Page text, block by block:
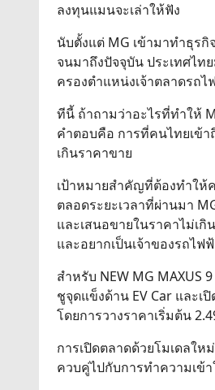
ลงทุนแมนจะเล่าให้ฟัง
นับตั้งแต่ MG เข้ามาทำธุรกิ
จนมาถึงปัจจุบัน ประเทศไท
ครองตำแหน่งเจ้าตลาดรถไ
ทีนี้ ถ้าถามว่าอะไรที่ทำให้
คำตอบคือ การที่คนไทยเข้
เกินราคาขาย
เป้าหมายสำคัญที่ต้องทำให้
ตลอดระยะเวลาที่ผ่านมา
และเสนอขายในราคาไม่เ
และอยากเป็นเจ้าของรถไฟ
สำหรับ NEW MG MAXUS
ชูจุดแข็งด้าน EV Car และเ
โดยการวางราคาเริ่มต้น
การเปิดตลาดด้วยโมเดลใ
ควบคู่ไปกับการทำความเข้